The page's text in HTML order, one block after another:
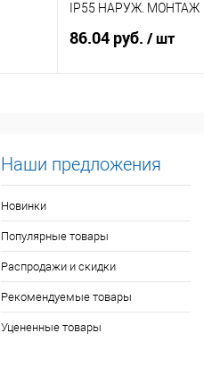
IP55 НАРУЖ. МОНТАЖ
86.04 руб. / шт
Наши предложения
Новинки
Популярные товары
Распродажи и скидки
Рекомендуемые товары
Уцененные товары